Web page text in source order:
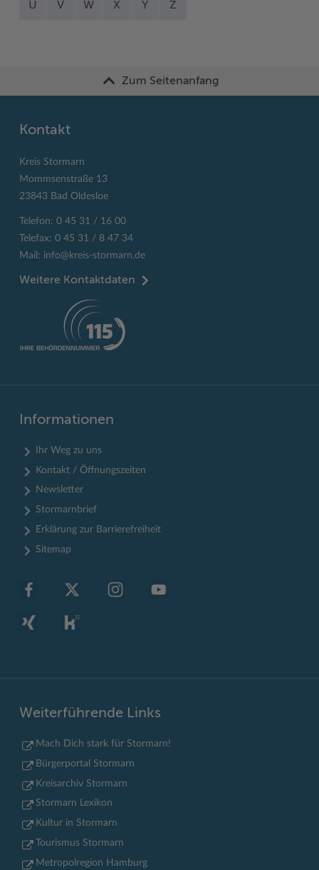
U V W X Y Z
Zum Seitenanfang
Kontakt
Kreis Stormarn
Mommsenstraße 13
23843 Bad Oldesloe
Telefon: 0 45 31 / 16 00
Telefax: 0 45 31 / 8 47 34
Mail: info@kreis-stormarn.de
Weitere Kontaktdaten
Informationen
Ihr Weg zu uns
Kontakt / Öffnungszeiten
Newsletter
Stormarnbrief
Erklärung zur Barrierefreiheit
Sitemap
Weiterführende Links
Mach Dich stark für Stormarn!
Bürgerportal Stormarn
Kreisarchiv Stormarn
Stormarn Lexikon
Kultur in Stormarn
Tourismus Stormarn
Metropolregion Hamburg